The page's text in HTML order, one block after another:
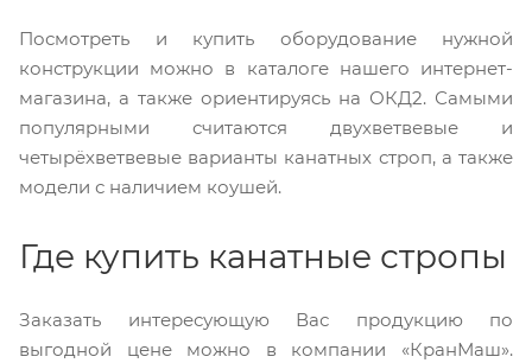
Посмотреть и купить оборудование нужной
конструкции можно в каталоге нашего интернет-
магазина, а также ориентируясь на ОКД2. Самыми
популярными считаются двухветвевые и
четырёхветвевые варианты канатных строп, а также
модели с наличием коушей.
Где купить канатные стропы
Заказать интересующую Вас продукцию по
выгодной цене можно в компании «КранМаш».